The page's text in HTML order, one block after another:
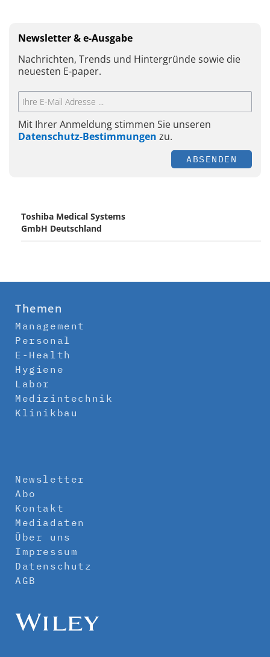
Newsletter & e-Ausgabe
Nachrichten, Trends und Hintergründe sowie die
neuesten E-paper.
Mit Ihrer Anmeldung stimmen Sie unseren
Datenschutz-Bestimmungen zu.
ABSENDEN
Toshiba Medical Systems
GmbH Deutschland
Themen
Management
Personal
E-Health
Hygiene
Labor
Medizintechnik
Klinikbau
Newsletter
Abo
Kontakt
Mediadaten
Über uns
Impressum
Datenschutz
AGB